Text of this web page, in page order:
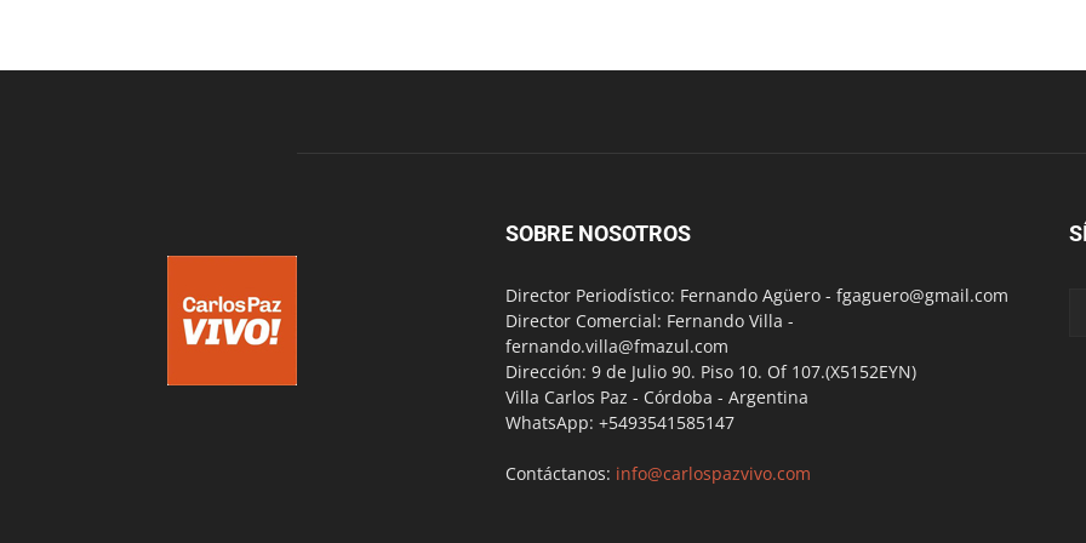
SOBRE NOSOTROS
Director Periodístico: Fernando Agüero - fgaguero@gmail.com
Director Comercial: Fernando Villa -
fernando.villa@fmazul.com
Dirección: 9 de Julio 90. Piso 10. Of 107.(X5152EYN)
Villa Carlos Paz - Córdoba - Argentina
WhatsApp: +5493541585147
Contáctanos: info@carlospazvivo.com